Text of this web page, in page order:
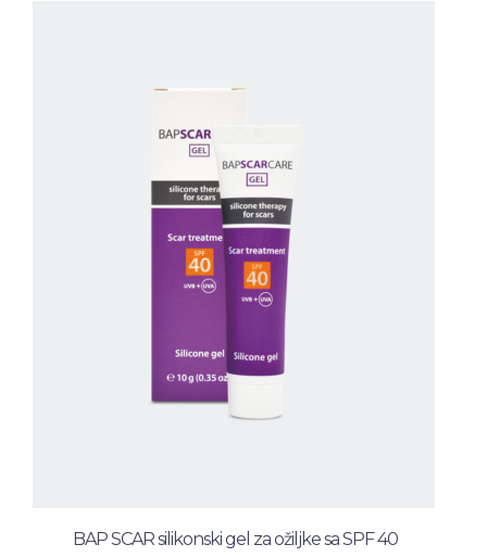
BAP SCAR silikonski gel za ožiljke sa SPF 40